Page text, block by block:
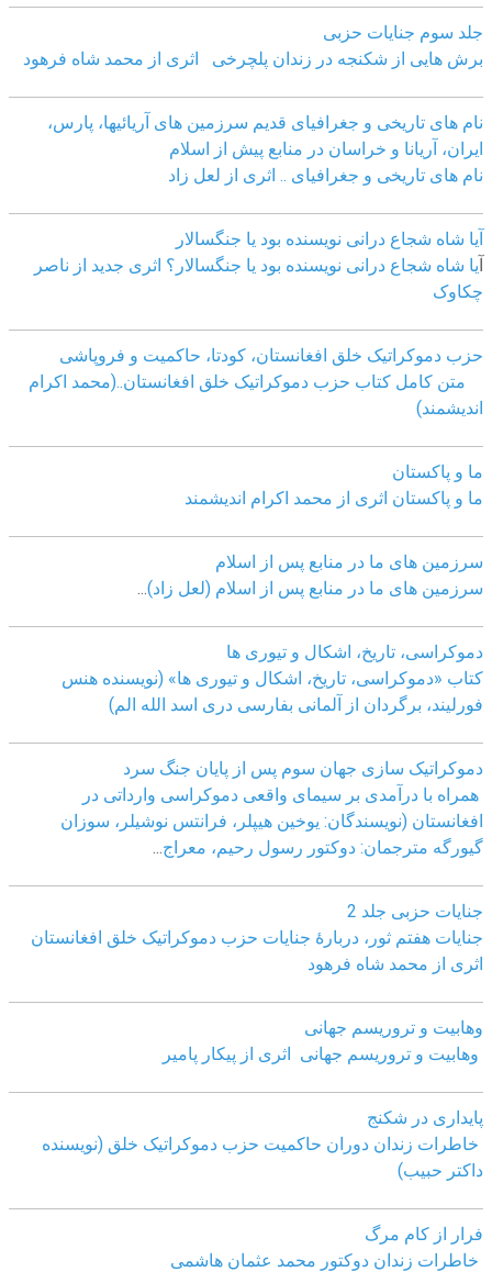
جلد سوم جنایات حزبی
برش هایی از شکنجه در زندان پلچرخی اثری از محمد شاه فرهود
نام های تاریخی و جغرافیای قدیم سرزمین های آریائیها، پارس،
ایران، آریانا و خراسان در منابع پیش از اسلام
نام های تاریخی و جغرافیای .. اثری از لعل زاد
آیا شاه شجاع درانی نویسنده بود یا جنگسالار
آیا شاه شجاع درانی نویسنده بود یا جنگسالار؟ اثری جدید از ناصر
چکاوک
حزب دموکراتیک خلق افغانستان، کودتا، حاکمیت و فروپاشی
متن کامل کتاب حزب دموکراتیک خلق افغانستان..(محمد اکرام
اندیشمند)
ما و پاکستان
ما و پاکستان اثری از محمد اکرام اندیشمند
سرزمین های ما در منابع پس از اسلام
سرزمین های ما در منابع پس از اسلام (لعل زاد)
دموکراسی، تاريخ، اشکال و تيوری ها
کتاب «دموکراسی، تاريخ، اشکال و تيوری ها» (نويسنده هنس
فورليند، برگردان از آلمانی بفارسی دری اسد الله الم)
دموکراتیک سازی جهان سوم پس از پایان جنگ سرد
همراه با درآمدی بر سیمای واقعی دموکراسی وارداتی در
افغانستان (نویسندگان: یوخین هیپلر، فرانتس نوشیلر، سوزان
گیورگه مترجمان: دوکتور رسول رحیم، معراج
جنایات حزبی جلد 2
جنایات هفتم ثور، دربارۀ جنایات حزب دموکراتیک خلق افغانستان
اثری از محمد شاه فرهود
وهابیت و تروریسم جهانی
وهابیت و تروریسم جهانی اثری از پیکار پامیر
پایداری در شکنج
خاطرات زندان دوران حاکمیت حزب دموکراتیک خلق (نویسنده
داکتر حبیب)
فرار از کام مرگ
خاطرات زندان دوکتور محمد عثمان هاشمی